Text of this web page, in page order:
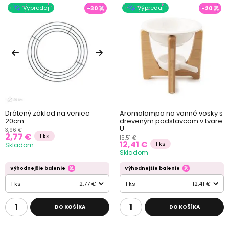
Výpredaj -30
Drôtený základ na veniec
20cm
3,96 €
2,77 € 1 ks
Skladom
Výhodnejšie balenie
1 ks 2,77 €
DO KOŠÍKA
Výpredaj -20
Aromalampa na vonné vosky s
dreveným podstavcom v tvare
U
15,51 €
12,41 € 1 ks
Skladom
Výhodnejšie balenie
1 ks 12,41 €
DO KOŠÍKA